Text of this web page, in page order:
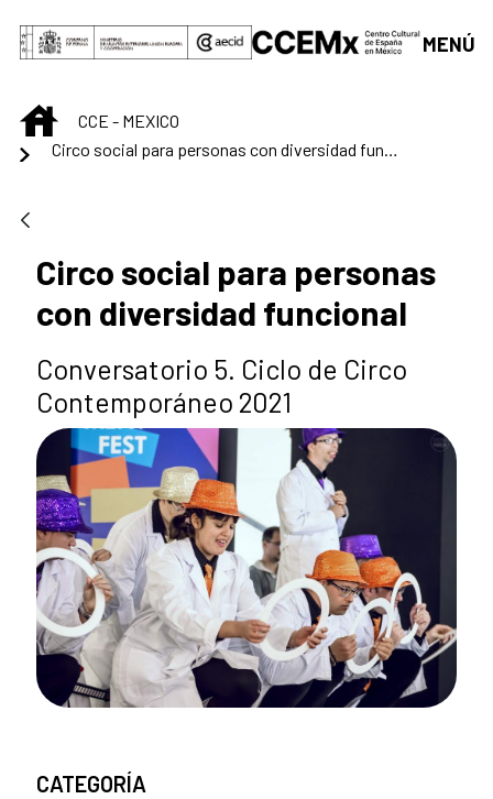
Saltar al contenido principal
MENÚ
INICIOCCE - MEXICO
Circo social para personas con diversidad funcional
Circo social para personas
con diversidad funcional
Conversatorio 5. Ciclo de Circo
Contemporáneo 2021
CATEGORÍA